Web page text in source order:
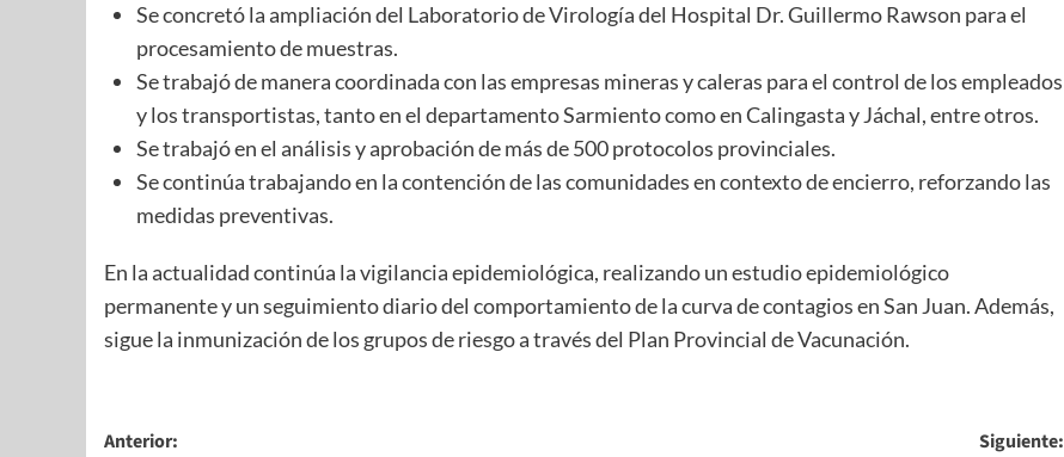
Se concretó la ampliación del Laboratorio de Virología del Hospital Dr. Guillermo Rawson para el
procesamiento de muestras.
Se trabajó de manera coordinada con las empresas mineras y caleras para el control de los empleados
y los transportistas, tanto en el departamento Sarmiento como en Calingasta y Jáchal, entre otros.
Se trabajó en el análisis y aprobación de más de 500 protocolos provinciales.
Se continúa trabajando en la contención de las comunidades en contexto de encierro, reforzando las
medidas preventivas.
En la actualidad continúa la vigilancia epidemiológica, realizando un estudio epidemiológico
permanente y un seguimiento diario del comportamiento de la curva de contagios en San Juan. Además,
sigue la inmunización de los grupos de riesgo a través del Plan Provincial de Vacunación.
Anterior:
Siguiente: